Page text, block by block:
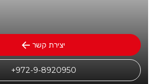
972-9-8920950+
יצירת קשר